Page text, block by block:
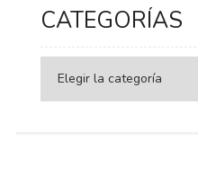
CATEGORÍAS